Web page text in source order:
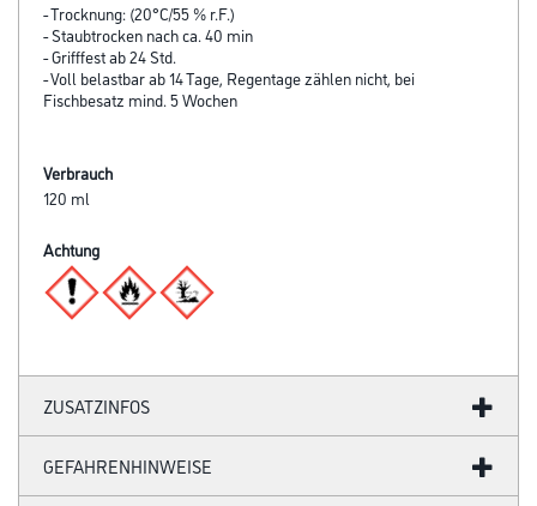
- Trocknung: (20°C/55 % r.F.)
- Staubtrocken nach ca. 40 min
- Grifffest ab 24 Std.
- Voll belastbar ab 14 Tage, Regentage zählen nicht, bei
Fischbesatz mind. 5 Wochen
Verbrauch
120 ml
Achtung
ZUSATZINFOS
GEFAHRENHINWEISE